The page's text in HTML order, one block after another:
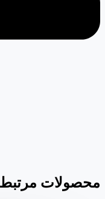
محصولات مرتبط